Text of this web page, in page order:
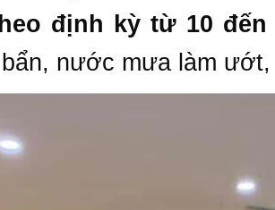
định kỳ từ 10 đến
bẩn, nước mưa làm